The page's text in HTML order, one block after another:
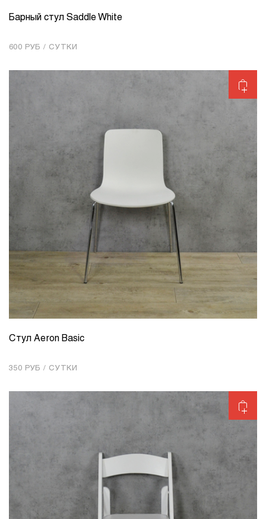
КОЛИЧЕСТВО 1
Барный стул Saddle White
600 РУБ / СУТКИ
КОЛИЧЕСТВО 1
Стул Aeron Basic
350 РУБ / СУТКИ